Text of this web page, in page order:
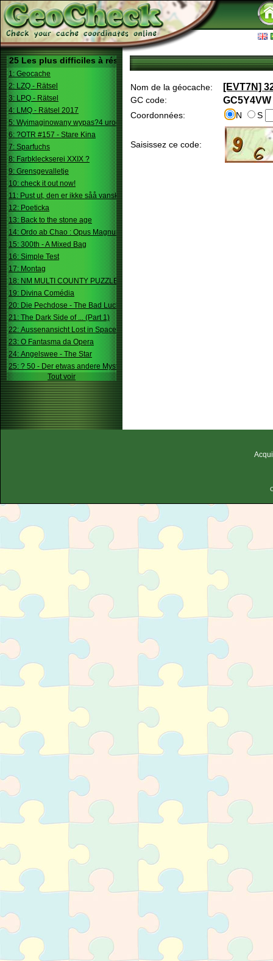
25 Les plus difficiles à résoudre
1: Geocache
2: LZQ - Rätsel
3: LPQ - Rätsel
4: LMQ - Rätsel 2017
5: Wyimaginowany wypas?4 urodziny
6: ?OTR #157 - Stare Kina
7: Sparfuchs
8: Farbkleckserei XXIX ?
9: Grensgevalletje
10: check it out now!
11: Pust ut, den er ikke såå vanskelig.
12: Poeticka
13: Back to the stone age
14: Ordo ab Chao : Opus Magnum
15: 300th - A Mixed Bag
16: Simple Test
17: Montag
18: NM MULTI COUNTY PUZZLE
19: Divina Comédia
20: Die Pechdose - The Bad Luck Box
21: The Dark Side of ... (Part 1)
22: Aussenansicht Lost in Space
23: O Fantasma da Opera
24: Angelswee - The Star
25: ? 50 - Der etwas andere Mystery
Tout voir
Nom de la géocache: [EVT7N]
GC code: GC5Y4VW
Coordonnées: N S
Saisissez ce code: